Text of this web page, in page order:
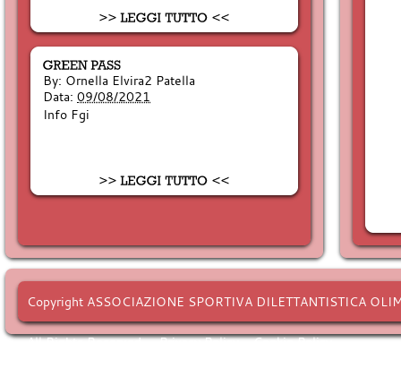
By: Ornella Elvira2 Patella
Data: 09/08/2021
Info Fgi
Copyright ASSOCIAZIONE SPORTIVA DILETTANTISTICA
All Rights Reserved. -Privacy Policy-Cookie Policy